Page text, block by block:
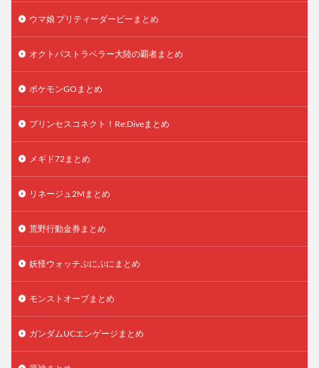
ウマ娘 プリティーダービーまとめ
オクトパストラベラー大陸の覇者まとめ
ポケモンGOまとめ
プリンセスコネクト！Re:Diveまとめ
メギド72まとめ
リネージュ2Mまとめ
荒野行動金券まとめ
妖怪ウォッチぷにぷにまとめ
モンストオーブまとめ
ガンダムUCエンゲージまとめ